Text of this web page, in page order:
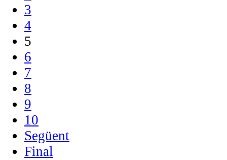
3
4
5
6
7
8
9
10
Següent
Final